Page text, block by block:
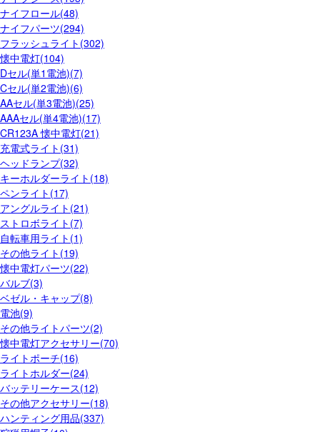
ナイフロール(48)
ナイフパーツ(294)
フラッシュライト(302)
懐中電灯(104)
Dセル(単1電池)(7)
Cセル(単2電池)(6)
AAセル(単3電池)(25)
AAAセル(単4電池)(17)
CR123A 懐中電灯(21)
充電式ライト(31)
ヘッドランプ(32)
キーホルダーライト(18)
ペンライト(17)
アングルライト(21)
ストロボライト(7)
自転車用ライト(1)
その他ライト(19)
懐中電灯パーツ(22)
バルブ(3)
ベゼル・キャップ(8)
電池(9)
その他ライトパーツ(2)
懐中電灯アクセサリー(70)
ライトポーチ(16)
ライトホルダー(24)
バッテリーケース(12)
その他アクセサリー(18)
ハンティング用品(337)